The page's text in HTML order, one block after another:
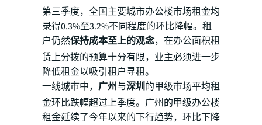
第三季度，全国主要城市办公楼市场租金均
录得0.3%至3.2%不同程度的环比降幅。租
户仍然保持成本至上的观念，在办公面积租
赁上分拨的预算十分有限，业主必须进一步
降低租金以吸引租户寻租。
一线城市中， 广州与深圳的甲级市场平均租
金环比跌幅超过上季度。广州的甲级办公楼
租金延续了今年以来的下行趋势，环比下降